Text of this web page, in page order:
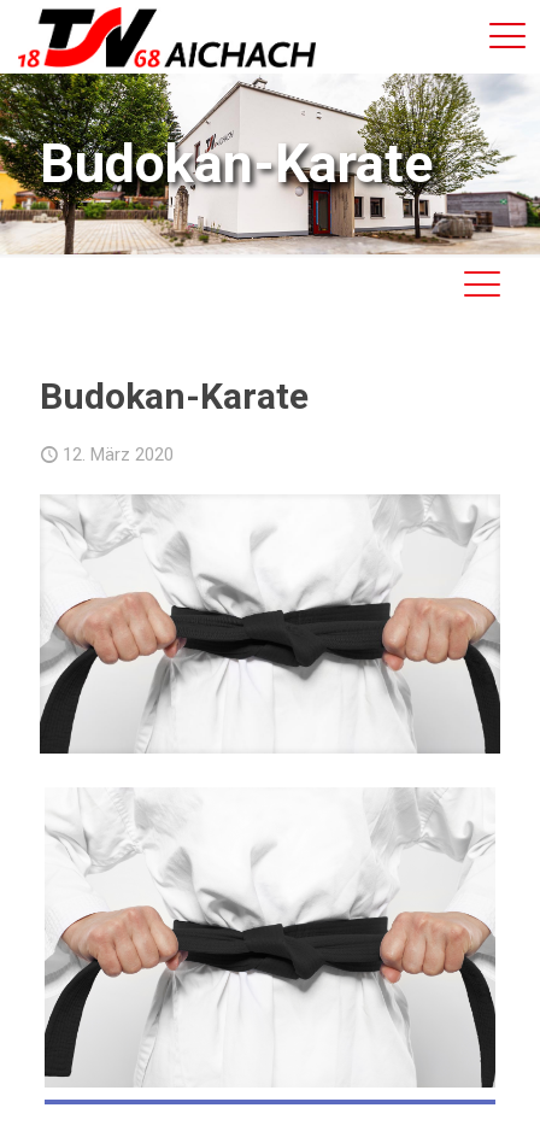
Budokan-Karate
Budokan-Karate
12. März 2020